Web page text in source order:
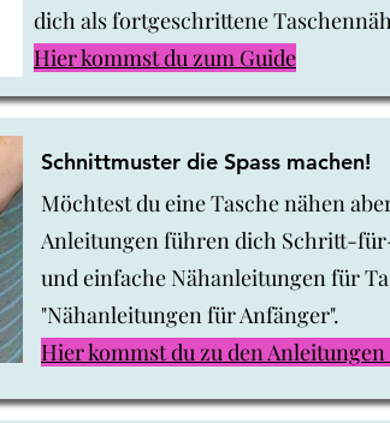
dich als fortgeschrittene
Hier kommst du zum Guide
Schnittmuster die Spass machen!
Möchtest du eine Tasche nähen
Anleitungen führen dich Schritt-
und einfache Nähanleitungen für
"Nähanleitungen für Anfänger".
Hier kommst du zu den